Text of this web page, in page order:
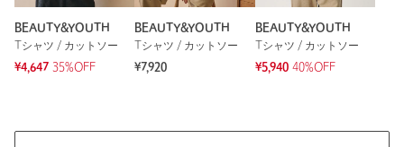
BEAUTY&YOUTH
Tシャツ / カットソー
¥4,647 35%OFF
BEAUTY&YOUTH
Tシャツ / カットソー
¥7,920
BEAUTY&YOUTH
Tシャツ / カットソー
¥5,940 40%OFF